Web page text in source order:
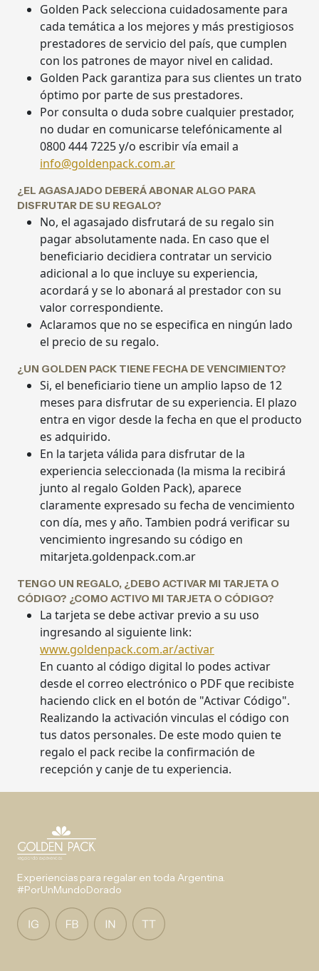
Golden Pack selecciona cuidadosamente para
cada temática a los mejores y más prestigiosos
prestadores de servicio del país, que cumplen
con los patrones de mayor nivel en calidad.
Golden Pack garantiza para sus clientes un trato
óptimo por parte de sus prestadores.
Por consulta o duda sobre cualquier prestador,
no dudar en comunicarse telefónicamente al
0800 444 7225 y/o escribir vía email a
info@goldenpack.com.ar
¿EL AGASAJADO DEBERÁ ABONAR ALGO PARA
DISFRUTAR DE SU REGALO?
No, el agasajado disfrutará de su regalo sin
pagar absolutamente nada. En caso que el
beneficiario decidiera contratar un servicio
adicional a lo que incluye su experiencia,
acordará y se lo abonará al prestador con su
valor correspondiente.
Aclaramos que no se especifica en ningún lado
el precio de su regalo.
¿UN GOLDEN PACK TIENE FECHA DE VENCIMIENTO?
Si, el beneficiario tiene un amplio lapso de 12
meses para disfrutar de su experiencia. El plazo
entra en vigor desde la fecha en que el producto
es adquirido.
En la tarjeta válida para disfrutar de la
experiencia seleccionada (la misma la recibirá
junto al regalo Golden Pack), aparece
claramente expresado su fecha de vencimiento
con día, mes y año. Tambien podrá verificar su
vencimiento ingresando su código en
mitarjeta.goldenpack.com.ar
TENGO UN REGALO, ¿DEBO ACTIVAR MI TARJETA O
CÓDIGO? ¿COMO ACTIVO MI TARJETA O CÓDIGO?
La tarjeta se debe activar previo a su uso
ingresando al siguiente link:
www.goldenpack.com.ar/activar
En cuanto al código digital lo podes activar
desde el correo electrónico o PDF que recibiste
haciendo click en el botón de "Activar Código".
Realizando la activación vinculas el código con
tus datos personales. De este modo quien te
regalo el pack recibe la confirmación de
recepción y canje de tu experiencia.
Experiencias para regalar en toda Argentina.
#PorUnMundoDorado